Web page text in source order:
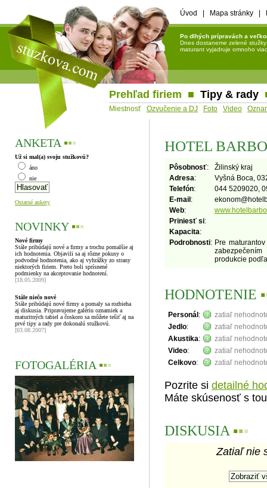
Úvod Mapa stránky
Po dlhých prípravách a
Dnes dostaneme zelené
maturant vyjadruje omnoho
Prehľad firiem ■ Tipy & rady
Miestnosť Ozvučenie a DJ Foto Video
ANKETA ▪▪▪
Už si mal(a) svoju stužkovú?
áno
nie
Ostatné ankety
NOVINKY ▪▪▪
Nové firmy
Stále pribúdajú nové a firmy a trochu pomalšie aj
ich hodnotenia. Objavili sa aj rôzne pokusy o
podvodné hodnotenia, ako aj vyhrážky zo strany
niektorých firiem. Preto boli sprísnené
podmienky na akceptovanie hodnotení.
[18.05.2009]
Stále niečo nové
Stále pribúdajú nové firmy a pomaly sa rozbieha
aj diskusia. Pripravujeme galériu oznamiek a
maturitných tabiel a čoskoro sa môžete tešiť aj na
prvé tipy a rady pre dokonalú stužkovú.
[03.08.2007]
FOTOGALÉRIA ▪▪▪
HOTEL
Pôsobnosť:
Žilinský kraj
Adresa:
Vyšná Boca,
Telefón:
044 5209020,
E-mail : ekonom@
Web:
Priniesť si:
Kapacita:
Podrobnosti: Pre
produkcie
HODNOTENIE ▪
Personál :
zatiaľ
Jedlo:
zatiaľ
Akustika:
zatiaľ
Video:
zatiaľ
Celkovo: zatiaľ
Pozrite si detailné
Máte skúsenosť s
DISKUSIA ▪▪▪
Zatiaľ nie